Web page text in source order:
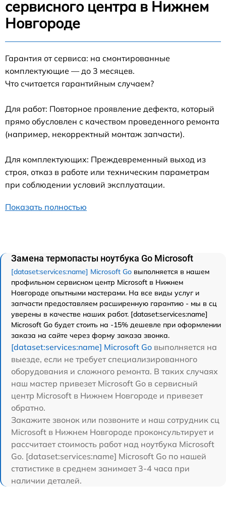
сервисного центра в Нижнем
Новгороде
Гарантия от сервиса: на смонтированные
комплектующие — до 3 месяцев.
Что считается гарантийным случаем?
Для работ: Повторное проявление дефекта, который
прямо обусловлен с качеством проведенного ремонта
(например, некорректный монтаж запчасти).
Для комплектующих: Преждевременный выход из
строя, отказ в работе или техническим параметрам
при соблюдении условий эксплуатации.
Показать полностью
Замена термопасты ноутбука Go Microsoft
[dataset:services:name] Microsoft Go выполняется в нашем
профильном сервисном центр Microsoft в Нижнем
Новгороде опытными мастерами. На все виды услуг и
запчасти предоставляем расширенную гарантию - мы в сц
уверены в качестве наших работ. [dataset:services:name]
Microsoft Go будет стоить на -15% дешевле при оформлении
заказа на сайте через форму заказа звонка.
[dataset:services:name] Microsoft Go выполняется на
выезде, если не требует специализированного
оборудования и сложного ремонта. В таких случаях
наш мастер привезет Microsoft Go в сервисный
центр Microsoft в Нижнем Новгороде и привезет
обратно.
Закажите звонок или позвоните и наш сотрудник сц
Microsoft в Нижнем Новгороде проконсультирует и
рассчитает стоимость работ над ноутбука Microsoft
Go. [dataset:services:name] Microsoft Go по нашей
статистике в среднем занимает 3-4 часа при
наличии деталей.